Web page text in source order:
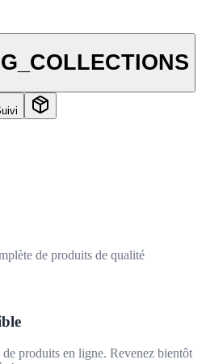
de produits de qualité
produits en ligne. Revenez bientôt